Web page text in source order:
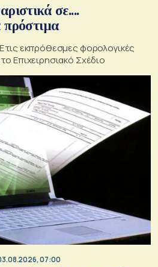
σε....
πρόστιμα
τις εκπρόθεσμες φορολογικές
Επιχειρησιακό Σχέδιο
07:00